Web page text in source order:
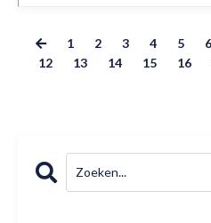
1 2 3 4 5 6
12
13 14 15 16